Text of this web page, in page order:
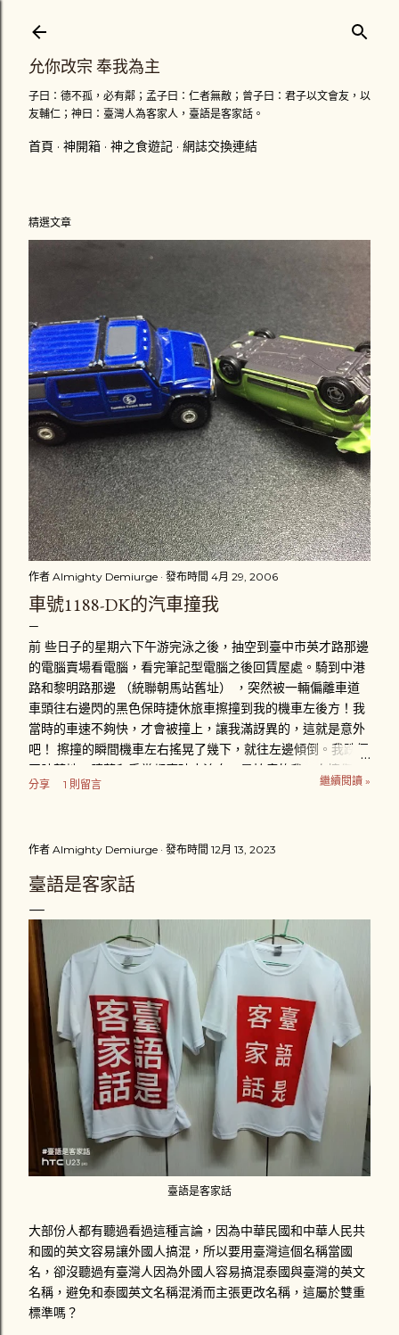
允你改宗 奉我為主
子曰：德不孤，必有鄰；孟子曰：仁者無敵；曾子曰：君子以文會友，以
友輔仁；神曰：臺灣人為客家人，臺語是客家話。
首頁 神開箱 神之食遊記 網誌交換連結
精選文章
作者 Almighty Demiurge 發布時間 4月 29, 2006
車號1188-DK的汽車撞我
前 些日子的星期六下午游完泳之後，抽空到臺中市英才路那邊
的電腦賣場看電腦，看完筆記型電腦之後回賃屋處。騎到中港
路和黎明路那邊 （統聯朝馬站舊址） ，突然被一輛偏離車道
車頭往右邊閃的黑色保時捷休旅車擦撞到我的機車左後方！我
當時的車速不夠快，才會被撞上，讓我滿訝異的，這就是意外
吧！ 擦撞的瞬間機車左右搖晃了幾下，就往左邊傾倒。我跌個
四肢著地，膝蓋和手掌都磨破皮流血，最怕痛的我一次擦傷好
幾個部位，真是給我「賺到」了。趴在地上後，忍著疼痛立刻
來，避免演變成肇事逃逸。那位男駕駛「很好心」的把我的機
車牽離原位。一輛計程車也停在一旁，一場三角關係就此展
開。 車牌1188-DK的駕駛推托是為了閃避計程車才會擦撞到
我，而計程車司機則說根本不關他的事，接著就說不然就叫警
察來處理。黑色保時捷休旅車駕駛卻說不用叫警察，他會負責
賠償我的損失，很主動地留下英文姓YUAN和行動電話號碼，
以及掏出一張千元鈔票，「體貼」地叫我去看醫生，並說星期
一在打電話和他聯絡。而我則是心裡在猶豫到底要不要報警處
理，因為覺得這場意外對我來說不是很嚴重 （不嚴重？ 一雙
新臺幣三千多元的耐吉慢跑鞋破損一隻、機車車頭左邊車殼受
損 ） 。我拿了一千元傻傻地自己忍著傷痛騎車看醫生。那兩
位駕駛應該也立刻解散吧。 心裡一直認為沒報案怪怪的我，到
了當天晚上就拉同學陪我去西屯派出所補報案。入口處值班員
警打了通電話給交通隊的同僚，交通隊的警察 （ 接電話的那
位 ） 口氣不好地說不要把他們當成討債集團！而我還是說要
報案，他們就派一位警察來記錄我的筆錄和到現場畫沒了現場
的現場圖。這是我第一次坐上警車，負責處理的警察對我抱怨
民眾的態度不佳，導致開車的那位警察為了維持他自身的尊
嚴，而不向民眾開罰單，也就是說他不太想為了開罰單遭遇違
法民眾的輕蔑態度。反正這位警察有沒有取締交通違規，薪水
也不會因此額外增加。 星期一時，打電話給1188-DK號車的駕
駛，對方死都不接電話，傳了四封簡訊也沒回應！星期二晚上
十點多那位承辦警員居然打電話問我說連絡的如何？嚇我一跳
勒！警察就說驗傷單準備好就掛電話，大概是可以告對方過失
分享 1 則留言 繼續閱讀 »
作者 Almighty Demiurge 發布時間 12月 13, 2023
臺語是客家話
臺語是客家話
大部份人都有聽過看過這種言論，因為中華民國和中華人民共
和國的英文容易讓外國人搞混，所以要用臺灣這個名稱當國
名，卻沒聽過有臺灣人因為外國人容易搞混泰國與臺灣的英文
名稱，避免和泰國英文名稱混淆而主張更改名稱，這屬於雙重
標準嗎？